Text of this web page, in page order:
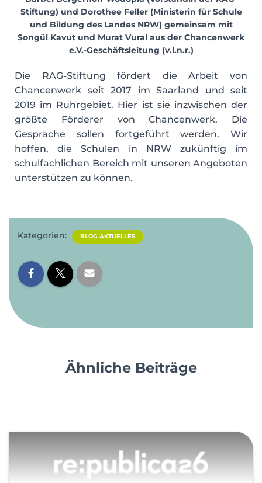
Stiftung) und Dorothee Feller (Ministerin für Schule
und Bildung des Landes NRW) gemeinsam mit
Songül Kavut und Murat Vural aus der Chancenwerk
e.V.-Geschäftsleitung (v.l.n.r.)
Die RAG-Stiftung fördert die Arbeit von
Chancenwerk seit 2017 im Saarland und seit
2019 im Ruhrgebiet. Hier ist sie inzwischen der
größte Förderer von Chancenwerk. Die
Gespräche sollen fortgeführt werden. Wir
hoffen, die Schulen in NRW zukünftig im
schulfachlichen Bereich mit unseren Angeboten
unterstützen zu können.
Kategorien: BLOG AKTUELLES
Ähnliche Beiträge